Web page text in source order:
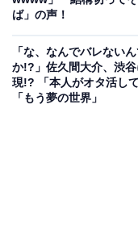
ば」の声！
「な、なんでバレない
か!?」佐久間大介、渋谷
現!? 「本人がオタ活して
「もう夢の世界」